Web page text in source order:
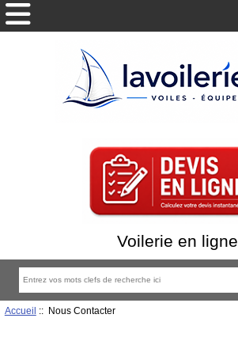
Voilerie en ligne
Accueil :: Nous Contacter